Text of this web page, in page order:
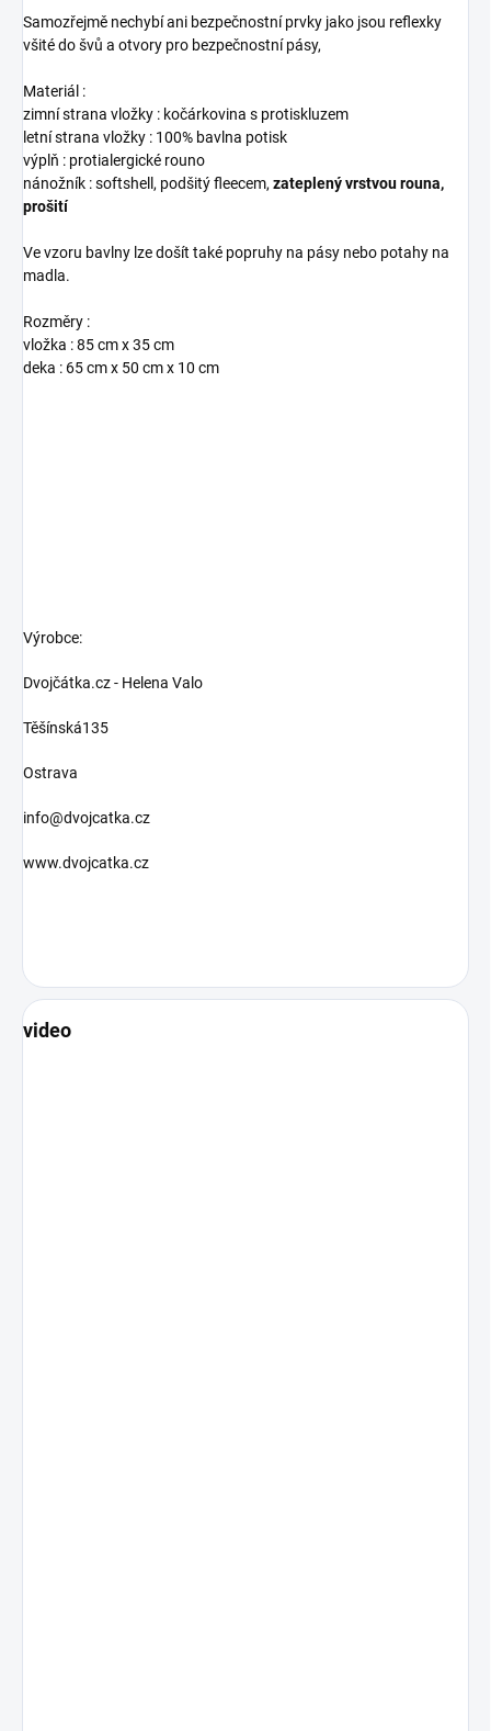
Samozřejmě nechybí ani bezpečnostní prvky jako jsou reflexky
všité do švů a otvory pro bezpečnostní pásy,
Materiál :
zimní strana vložky : kočárkovina s protiskluzem
letní strana vložky : 100% bavlna potisk
výplň : protialergické rouno
nánožník : softshell, podšitý fleecem, zateplený vrstvou rouna,
prošití
Ve vzoru bavlny lze došít také popruhy na pásy nebo potahy na
madla.
Rozměry :
vložka : 85 cm x 35 cm
deka : 65 cm x 50 cm x 10 cm
Výrobce:
Dvojčátka.cz - Helena Valo
Těšínská135
Ostrava
info@dvojcatka.cz
www.dvojcatka.cz
video